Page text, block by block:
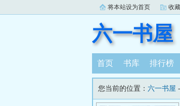
将本站设为首页 收
六一书屋
首页 书库 排行榜
您当前的位置： 六一书屋